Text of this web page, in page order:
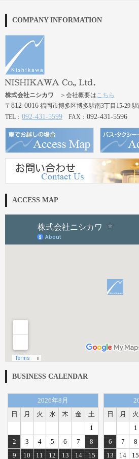
COMPANY INFORMATION
株式会社ニシカワ ＞会社概要は こちら
〒 812-0016 福岡市博多区博多駅南3丁目15-29
TEL： 092-431-5599 FAX： 092-431-5596
ACCESS MAP
BUSINESS CALENDAR
2026年8月
日
月 火 水 木 金
土
1
2
3 4 5 6 7
8
9
10 11 12 13 14 15
日
月 火
1
6
7 8
13
14 15